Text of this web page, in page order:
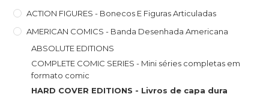
ACTION FIGURES - Bonecos E Figuras Articuladas
AMERICAN COMICS - Banda Desenhada Americana
ABSOLUTE EDITIONS
COMPLETE COMIC SERIES - Mini séries completas em
formato comic
HARD COVER EDITIONS - Livros de capa dura